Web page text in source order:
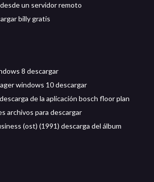
un servidor remoto
billy gratis
8 descargar
windows 10 descargar
de la aplicación bosch floor plan
archivos para descargar
(ost) (1991) descarga del álbum